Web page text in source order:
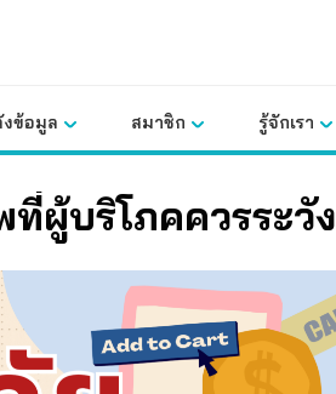
งข้อมูล สมาชิก รู้จักเรา
ผู้บริโภคควรระวัง